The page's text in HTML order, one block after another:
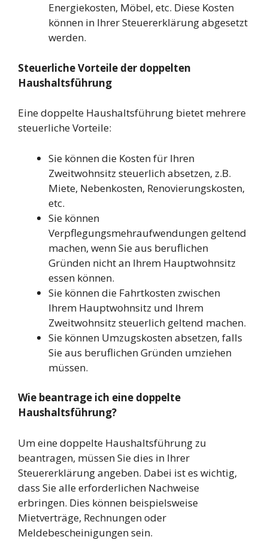
Energiekosten, Möbel, etc. Diese Kosten
können in Ihrer Steuererklärung abgesetzt
werden.
Steuerliche Vorteile der doppelten
Haushaltsführung
Eine doppelte Haushaltsführung bietet mehrere
steuerliche Vorteile:
Sie können die Kosten für Ihren
Zweitwohnsitz steuerlich absetzen, z.B.
Miete, Nebenkosten, Renovierungskosten,
etc.
Sie können
Verpflegungsmehraufwendungen geltend
machen, wenn Sie aus beruflichen
Gründen nicht an Ihrem Hauptwohnsitz
essen können.
Sie können die Fahrtkosten zwischen
Ihrem Hauptwohnsitz und Ihrem
Zweitwohnsitz steuerlich geltend machen.
Sie können Umzugskosten absetzen, falls
Sie aus beruflichen Gründen umziehen
müssen.
Wie beantrage ich eine doppelte
Haushaltsführung?
Um eine doppelte Haushaltsführung zu
beantragen, müssen Sie dies in Ihrer
Steuererklärung angeben. Dabei ist es wichtig,
dass Sie alle erforderlichen Nachweise
erbringen. Dies können beispielsweise
Mietverträge, Rechnungen oder
Meldebescheinigungen sein.